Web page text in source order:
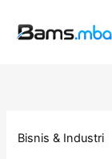
Bisnis & Industri